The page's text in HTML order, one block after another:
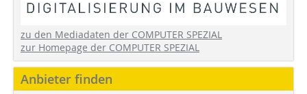
zu den Mediadaten der COMPUTER SPEZIAL
zur Homepage der COMPUTER SPEZIAL
Anbieter finden